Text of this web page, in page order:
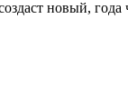
новый, года